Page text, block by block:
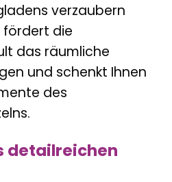
verzaubern
fördert die
das räumliche
und schenkt Ihnen
des
detailreichen